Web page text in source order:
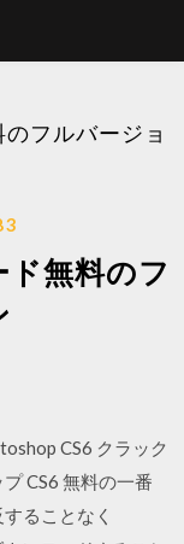
フルバージョ
無料のフ
CS6 クラック
CS6 無料の一番
ることなく